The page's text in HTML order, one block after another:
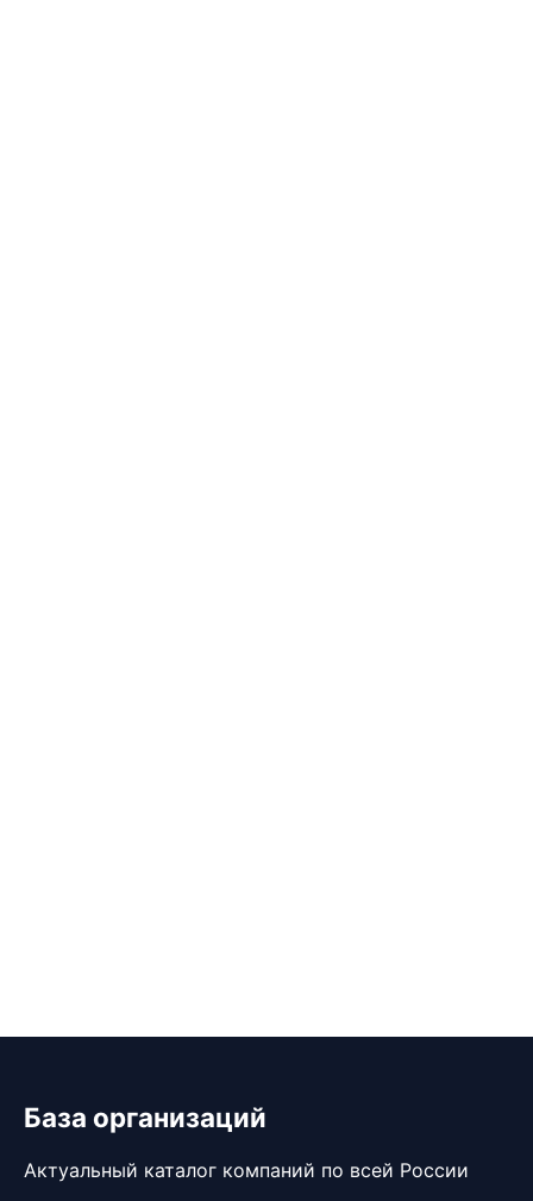
База организаций
Актуальный каталог компаний по всей России